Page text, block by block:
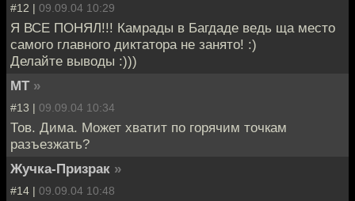
#12 | 09.09.04 10:29
Я ВСЕ ПОНЯЛ!!! Камрады в Багдаде ведь ща место
самого главного диктатора не занято! :)
Делайте выводы :)))
MT »
#13 | 09.09.04 10:34
Тов. Дима. Может хватит по горячим точкам
разъезжать?
Жучка-Призрак »
#14 | 09.09.04 10:48